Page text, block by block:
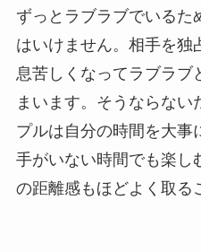
ずっとラブラブでいるた
はいけません。相手を独
息苦しくなってラブラブ
まいます。そうならない
プルは自分の時間を大事
手がいない時間でも楽し
の距離感もほどよく取る